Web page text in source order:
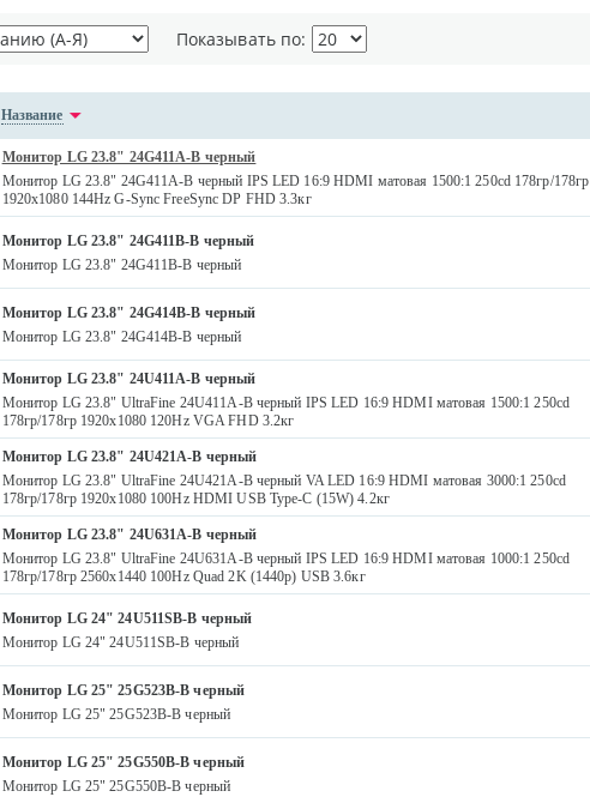
Показывать по:
Название
Монитор LG 23.8" 24G411A-B черный
Монитор LG 23.8" 24G411A-B черный IPS LED 16:9 HDMI матовая 1500:1 250cd 178гр/178гр
1920x1080 144Hz G-Sync FreeSync DP FHD 3.3кг
Монитор LG 23.8" 24G411B-B черный
Монитор LG 23.8" 24G411B-B черный
Монитор LG 23.8" 24G414B-B черный
Монитор LG 23.8" 24G414B-B черный
Монитор LG 23.8" 24U411A-B черный
Монитор LG 23.8" UltraFine 24U411A-B черный IPS LED 16:9 HDMI матовая 1500:1 250cd
178гр/178гр 1920x1080 120Hz VGA FHD 3.2кг
Монитор LG 23.8" 24U421A-B черный
Монитор LG 23.8" UltraFine 24U421A-B черный VA LED 16:9 HDMI матовая 3000:1 250cd
178гр/178гр 1920x1080 100Hz HDMI USB Type-C (15W) 4.2кг
Монитор LG 23.8" 24U631A-B черный
Монитор LG 23.8" UltraFine 24U631A-B черный IPS LED 16:9 HDMI матовая 1000:1 250cd
178гр/178гр 2560x1440 100Hz Quad 2K (1440p) USB 3.6кг
Монитор LG 24" 24U511SB-B черный
Монитор LG 24" 24U511SB-B черный
Монитор LG 25" 25G523B-B черный
Монитор LG 25" 25G523B-B черный
Монитор LG 25" 25G550B-B черный
Монитор LG 25" 25G550B-B черный